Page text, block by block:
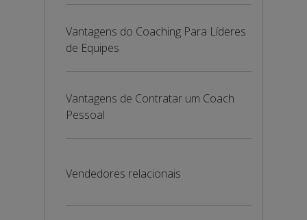
Vantagens do Coaching Para Líderes
de Equipes
Vantagens de Contratar um Coach
Pessoal
Vendedores relacionais